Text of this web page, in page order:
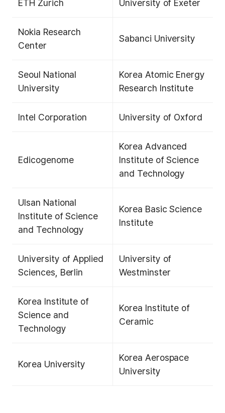
ETH Zurich University of Exeter
Nokia Research
Center
Sabanci University
Seoul National
University
Korea Atomic Energy
Research Institute
Intel Corporation University of Oxford
Edicogenome
Korea Advanced
Institute of Science
and Technology
Ulsan National
Institute of Science
and Technology
Korea Basic Science
Institute
University of Applied
Sciences, Berlin
University of
Westminster
Korea Institute of
Science and
Technology
Korea Institute of
Ceramic
Korea University
Korea Aerospace
University